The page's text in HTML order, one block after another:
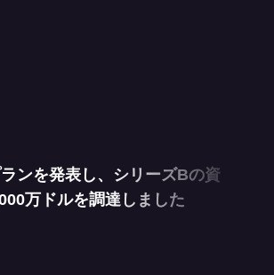
ンを発表し、シリーズBの資
万ドルを調達しました